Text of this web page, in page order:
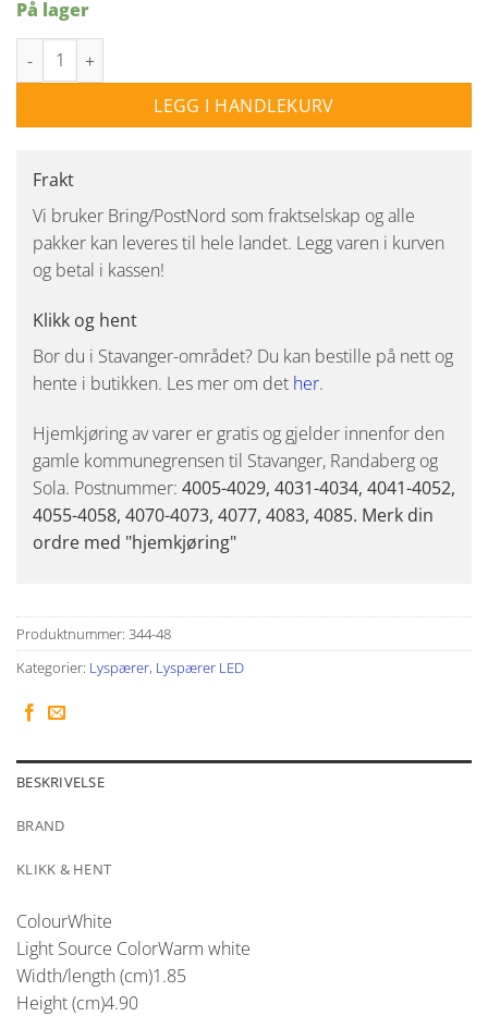
På lager
LED lyspære G9 4,7W 2700K 570LM DIMBAR antall
LEGG I HANDLEKURV
Frakt
Vi bruker Bring/PostNord som fraktselskap og alle
pakker kan leveres til hele landet. Legg varen i kurven
og betal i kassen!
Klikk og hent
Bor du i Stavanger-området? Du kan bestille på nett og
hente i butikken. Les mer om det her.
Hjemkjøring av varer er gratis og gjelder innenfor den
gamle kommunegrensen til Stavanger, Randaberg og
Sola. Postnummer: 4005-4029, 4031-4034, 4041-4052,
4055-4058, 4070-4073, 4077, 4083, 4085. Merk din
ordre med "hjemkjøring"
Produktnummer: 344-48
Kategorier: Lyspærer, Lyspærer LED
BESKRIVELSE
BRAND
KLIKK & HENT
ColourWhite
Light Source ColorWarm white
Width/length (cm)1.85
Height (cm)4.90